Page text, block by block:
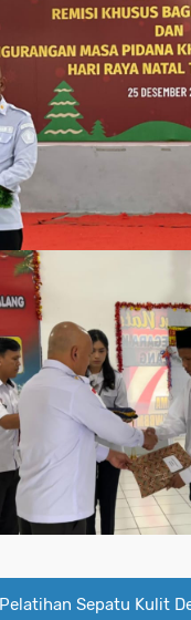
Pelatihan Sepatu Kulit